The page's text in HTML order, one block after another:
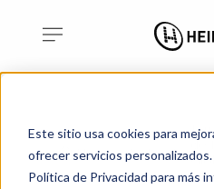
Este sitio usa cookies para
ofrecer servicios
Política de Privacidad para más
Home Legals
BIC